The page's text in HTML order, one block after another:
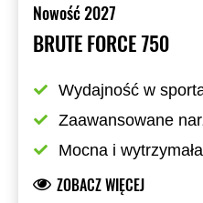
Nowość 2027
BRUTE FORCE 750
Wydajność w
Zaawansowane
Mocna i
ZOBACZ WIĘCEJ